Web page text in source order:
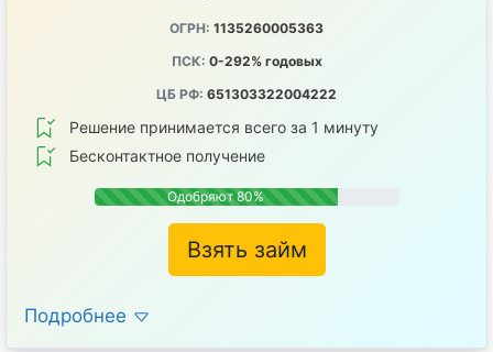
ОГРН: 1135260005363
ПСК: 0-292% годовых
ЦБ РФ: 651303322004222
Решение принимается всего за 1 минуту
Бесконтактное получение
Одобряют 80%
Взять займ
Подробнее